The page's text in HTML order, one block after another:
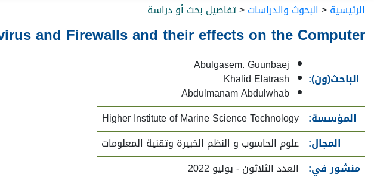
الرئيسية< البحوث والدراسات<تفاصيل بحث أو دراسة
and Firewalls and their effects on the Computer
الباحث(ون):
Abulgasem. Guunbaej
Khalid Elatrash
Abdulmanam Abdulwhab
المؤسسة: Higher Institute of Marine Science Technology
المجال: علوم الحاسوب و النظم الخبيرة وتقنية المعلومات
منشور في:
العدد الثلاثون - يوليو 2022